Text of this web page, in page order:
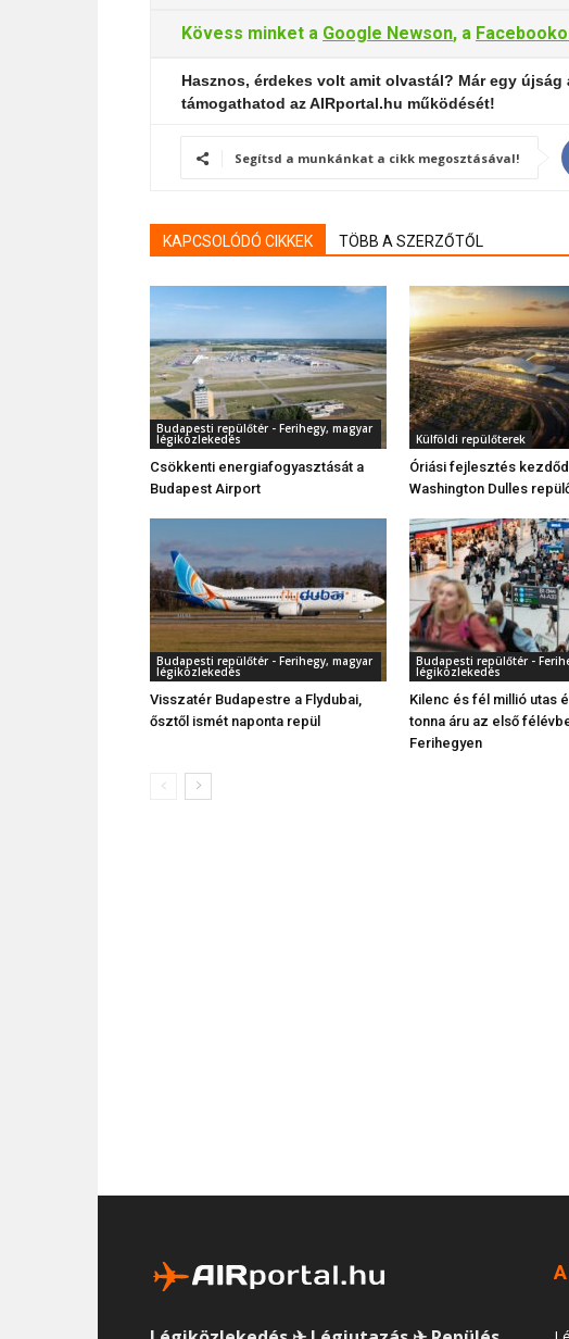
Kövess minket a Google Newson, a
Hasznos, érdekes volt amit olvastál? Már egy újság
támogathatod az AIRportal.hu működését!
Segítsd a munkánkat a cikk megosztásával!
KAPCSOLÓDÓ CIKKEK TÖBB A SZERZŐTŐL
Budapesti repülőtér - Ferihegy, magyar
légiközlekedés
Csökkenti energiafogyasztását a
Budapest Airport
Külföldi repülőterek
Óriási fejlesztés
Washington Dulles
Budapesti repülőtér - Ferihegy, magyar
légiközlekedés
Visszatér Budapestre a Flydubai,
ősztől ismét naponta repül
Budapesti repülőtér -
légiközlekedés
Kilenc és fél millió utas
tonna áru az első
Ferihegyen